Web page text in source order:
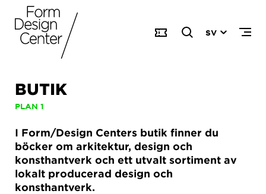
SV
BUTIK
PLAN 1
I Form/Design Centers butik finner du
böcker om arkitektur, design och
konsthantverk och ett utvalt sortiment av
lokalt producerad design och
konsthantverk.